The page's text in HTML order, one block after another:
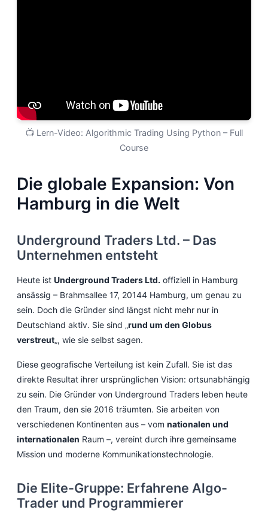
📺 Lern-Video: Algorithmic Trading Using Python – Full
Course
Die globale Expansion: Von
Hamburg in die Welt
Underground Traders Ltd. – Das
Unternehmen entsteht
Heute ist Underground Traders Ltd. offiziell in Hamburg
ansässig – Brahmsallee 17, 20144 Hamburg, um genau zu
sein. Doch die Gründer sind längst nicht mehr nur in
Deutschland aktiv. Sie sind „rund um den Globus
verstreut„, wie sie selbst sagen.
Diese geografische Verteilung ist kein Zufall. Sie ist das
direkte Resultat ihrer ursprünglichen Vision: ortsunabhängig
zu sein. Die Gründer von Underground Traders leben heute
den Traum, den sie 2016 träumten. Sie arbeiten von
verschiedenen Kontinenten aus – vom nationalen und
internationalen Raum –, vereint durch ihre gemeinsame
Mission und moderne Kommunikationstechnologie.
Die Elite-Gruppe: Erfahrene Algo-
Trader und Programmierer